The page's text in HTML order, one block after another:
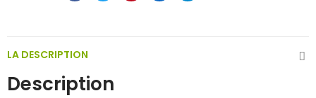
LA DESCRIPTION
Description